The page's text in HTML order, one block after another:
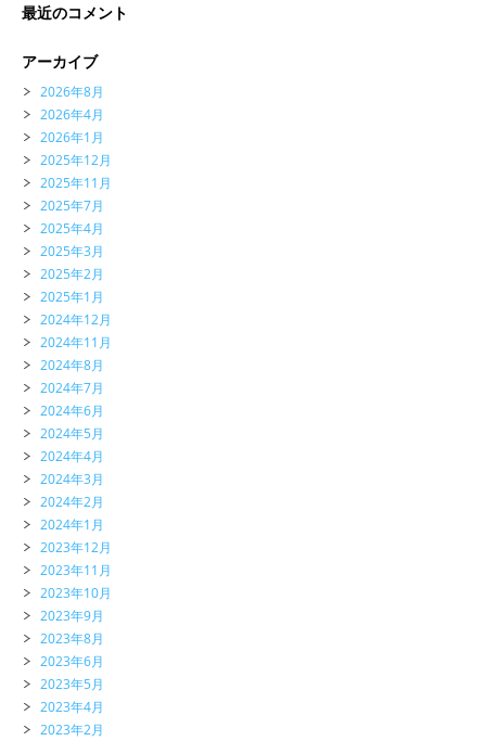
最近のコメント
アーカイブ
2026年8月
2026年4月
2026年1月
2025年12月
2025年11月
2025年7月
2025年4月
2025年3月
2025年2月
2025年1月
2024年12月
2024年11月
2024年8月
2024年7月
2024年6月
2024年5月
2024年4月
2024年3月
2024年2月
2024年1月
2023年12月
2023年11月
2023年10月
2023年9月
2023年8月
2023年6月
2023年5月
2023年4月
2023年2月